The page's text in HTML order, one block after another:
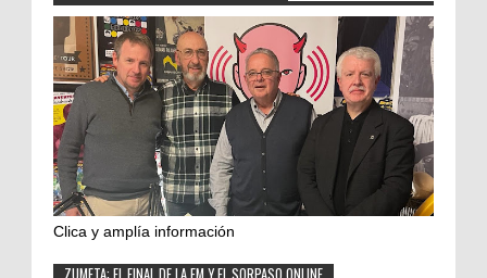
Clica y amplía información